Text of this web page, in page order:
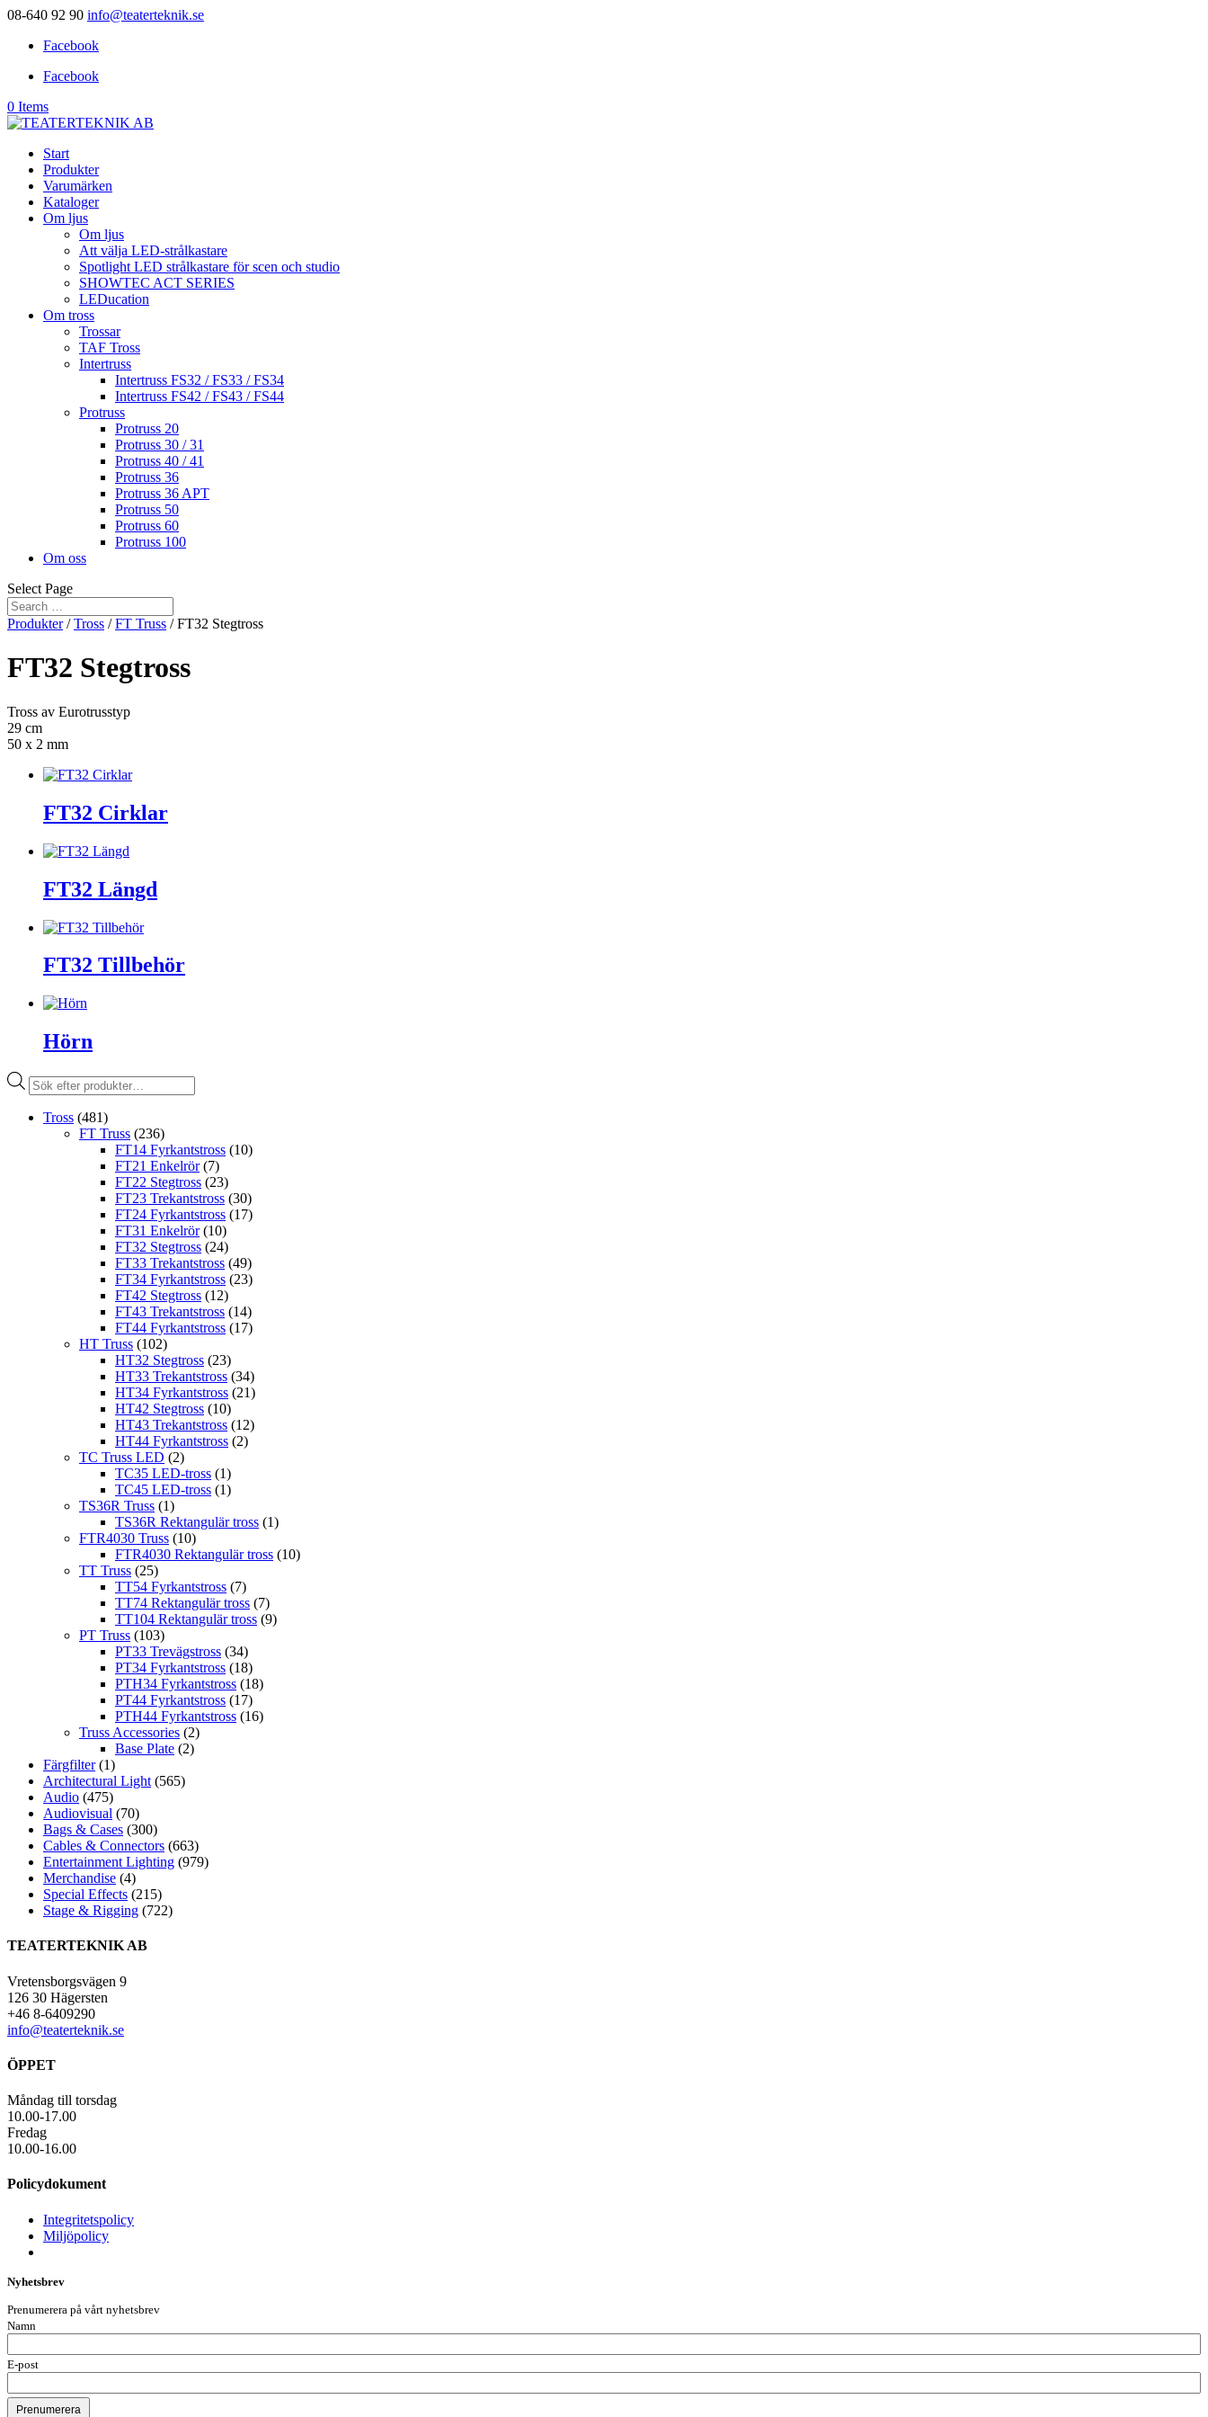
08-640 92 90 info@teaterteknik.se
Facebook
Facebook
0 Items
Start
Produkter
Varumärken
Kataloger
Om ljus
Om ljus
Att välja LED-strålkastare
Spotlight LED strålkastare för scen och studio
SHOWTEC ACT SERIES
LEDucation
Om tross
Trossar
TAF Tross
Intertruss
Intertruss FS32 / FS33 / FS34
Intertruss FS42 / FS43 / FS44
Protruss
Protruss 20
Protruss 30 / 31
Protruss 40 / 41
Protruss 36
Protruss 36 APT
Protruss 50
Protruss 60
Protruss 100
Om oss
Select Page
Produkter/Tross /FT Truss / FT32 Stegtross
FT32 Stegtross
Tross av Eurotrusstyp
29 cm
50 x 2 mm
FT32 Cirklar
FT32 Längd
FT32 Tillbehör
Hörn
Produktsökning
Tross (481)
FT Truss (236)
FT14 Fyrkantstross (10)
FT21 Enkelrör (7)
FT22 Stegtross (23)
FT23 Trekantstross (30)
FT24 Fyrkantstross (17)
FT31 Enkelrör (10)
FT32 Stegtross (24)
FT33 Trekantstross (49)
FT34 Fyrkantstross (23)
FT42 Stegtross (12)
FT43 Trekantstross (14)
FT44 Fyrkantstross (17)
HT Truss (102)
HT32 Stegtross (23)
HT33 Trekantstross (34)
HT34 Fyrkantstross (21)
HT42 Stegtross (10)
HT43 Trekantstross (12)
HT44 Fyrkantstross (2)
TC Truss LED (2)
TC35 LED-tross (1)
TC45 LED-tross (1)
TS36R Truss (1)
TS36R Rektangulär tross (1)
FTR4030 Truss (10)
FTR4030 Rektangulär tross (10)
TT Truss (25)
TT54 Fyrkantstross (7)
TT74 Rektangulär tross (7)
TT104 Rektangulär tross (9)
PT Truss (103)
PT33 Trevägstross (34)
PT34 Fyrkantstross (18)
PTH34 Fyrkantstross (18)
PT44 Fyrkantstross (17)
PTH44 Fyrkantstross (16)
Truss Accessories (2)
Base Plate (2)
Färgfilter (1)
Architectural Light (565)
Audio (475)
Audiovisual (70)
Bags & Cases (300)
Cables & Connectors (663)
Entertainment Lighting (979)
Merchandise (4)
Special Effects (215)
Stage & Rigging (722)
TEATERTEKNIK AB
Vretensborgsvägen 9
126 30 Hägersten
+46 8-6409290
info@teaterteknik.se
ÖPPET
Måndag till torsdag
10.00-17.00
Fredag
10.00-16.00
Policydokument
Integritetspolicy
Miljöpolicy
Nyhetsbrev
Prenumerera på vårt nyhetsbrev
Namn
E-post